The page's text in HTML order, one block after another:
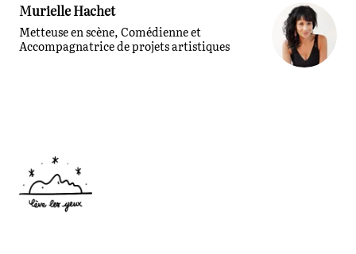
Murielle Hachet
Metteuse en scène, Comédienne et
Accompagnatrice de projets artistiques